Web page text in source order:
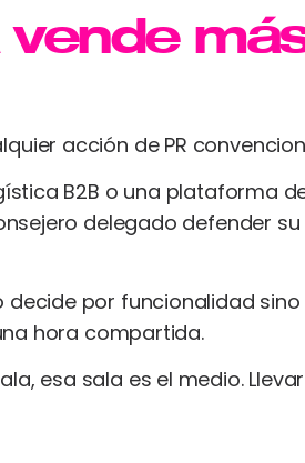
acción de PR
B2B o una plataforma
delegado defender
por funcionalidad
hora compartida.
esa sala es el medio.